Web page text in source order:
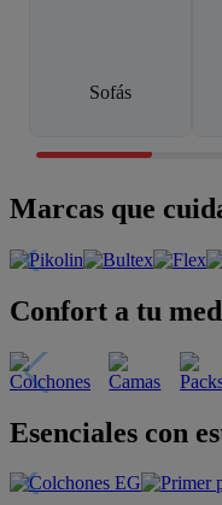
Sofás
Marcas que
Confort a tu
Esenciales con